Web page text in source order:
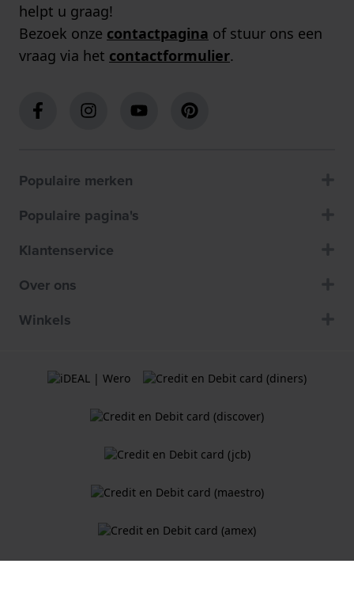
helpt u graag!
Bezoek onze contactpagina of stuur ons een
vraag via het contactformulier.
Populaire merken
Populaire pagina's
Klantenservice
Over ons
Winkels